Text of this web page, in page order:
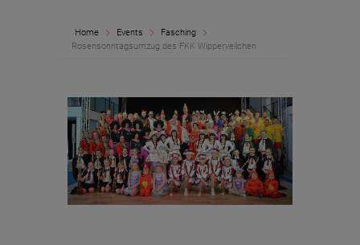
Home Events
Fasching
Rosensonntagsumzug des FKK Wipperveilchen